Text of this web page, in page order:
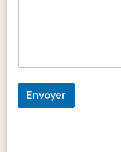
Envoyer